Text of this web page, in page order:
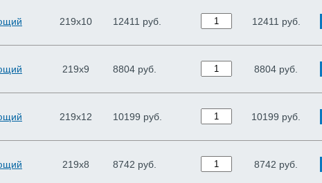
219х10 12411 руб. 12411 руб.
219х9 8804 руб. 8804 руб.
219х12 10199 руб. 10199 руб.
219х8 8742 руб. 8742 руб.